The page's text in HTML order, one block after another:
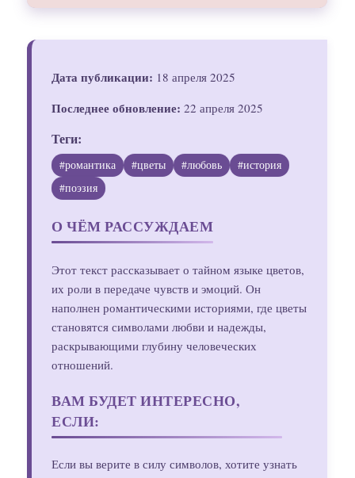
Дата публикации: 18 апреля 2025
Последнее обновление: 22 апреля 2025
Теги:
#романтика #цветы #любовь
#история
#поэзия
О ЧЁМ РАССУЖДАЕМ
Этот текст рассказывает о тайном языке цветов,
их роли в передаче чувств и эмоций. Он
наполнен романтическими историями, где цветы
становятся символами любви и надежды,
раскрывающими глубину человеческих
отношений.
ВАМ БУДЕТ ИНТЕРЕСНО,
ЕСЛИ:
Если вы верите в силу символов, хотите узнать